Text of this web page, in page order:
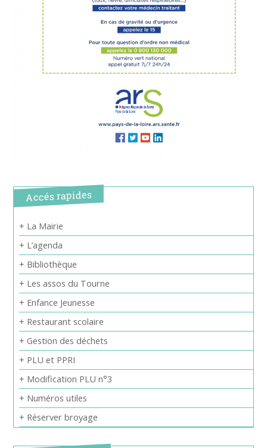
Accés rapides
+ La Mairie
+ L’agenda
+ Bibliothèque
+ Les assos du Tourne
+ Enfance Jeunesse
+ Restaurant scolaire
+ Gestion des déchets
+ PLU et PPRI
+ Modification PLU n°3
+ Numéros utiles
+ Réserver broyage